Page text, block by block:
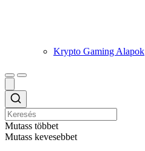
Krypto Gaming Alapok
Mutass többet
Mutass kevesebbet